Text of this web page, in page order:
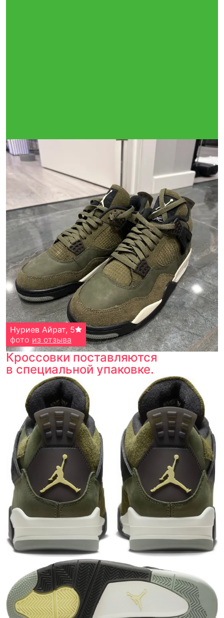
Тройная гарантия
оригинальности
Товар сертифицирован и опломбирован.
Проверяем на оригинальность
по 16 параметрам.
Если придёт подделка — вернём деньги
в трёхкратном размере.
Как мы провеяем товары
Нуриев Айрат, 5
фото из отзыва
Кроссовки поставляются
в специальной упаковке.